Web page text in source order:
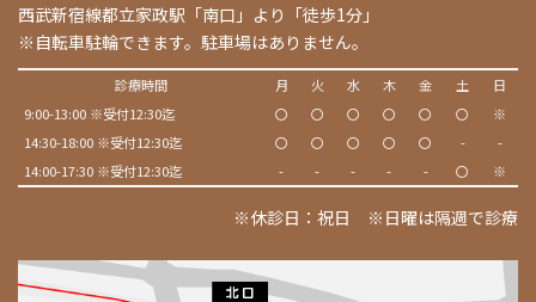
西武新宿線都立家政駅「南口」より「徒歩1分」
※自転車駐輪できます。駐車場はありません。
診療時間 月 火 水 木 金 土
日
9:00-13:00 ※受付12:30迄
〇 〇 〇 〇 〇 〇
※
14:30-18:00 ※受付12:30迄
〇 〇 〇 〇 〇 -
-
14:00-17:30 ※受付12:30迄
- - - - - 〇 ※
※休診日：祝日 ※日曜は隔週で診療